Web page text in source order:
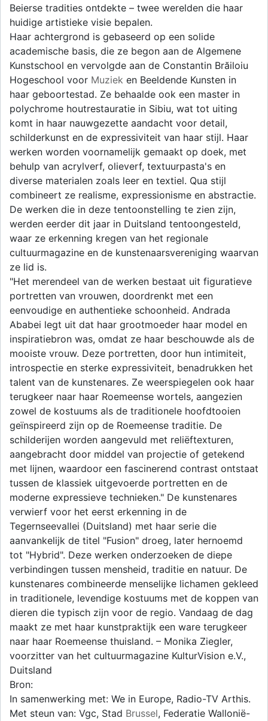
Beierse tradities ontdekte – twee werelden die haar
huidige artistieke visie bepalen.
Haar achtergrond is gebaseerd op een solide
academische basis, die ze begon aan de Algemene
Kunstschool en vervolgde aan de Constantin Brăiloiu
Hogeschool voor Muziek en Beeldende Kunsten in
haar geboortestad. Ze behaalde ook een master in
polychrome houtrestauratie in Sibiu, wat tot uiting
komt in haar nauwgezette aandacht voor detail,
schilderkunst en de expressiviteit van haar stijl. Haar
werken worden voornamelijk gemaakt op doek, met
behulp van acrylverf, olieverf, textuurpasta's en
diverse materialen zoals leer en textiel. Qua stijl
combineert ze realisme, expressionisme en abstractie.
De werken die in deze tentoonstelling te zien zijn,
werden eerder dit jaar in Duitsland tentoongesteld,
waar ze erkenning kregen van het regionale
cultuurmagazine en de kunstenaarsvereniging waarvan
ze lid is.
"Het merendeel van de werken bestaat uit figuratieve
portretten van vrouwen, doordrenkt met een
eenvoudige en authentieke schoonheid. Andrada
Ababei legt uit dat haar grootmoeder haar model en
inspiratiebron was, omdat ze haar beschouwde als de
mooiste vrouw. Deze portretten, door hun intimiteit,
introspectie en sterke expressiviteit, benadrukken het
talent van de kunstenares. Ze weerspiegelen ook haar
terugkeer naar haar Roemeense wortels, aangezien
zowel de kostuums als de traditionele hoofdtooien
geïnspireerd zijn op de Roemeense traditie. De
schilderijen worden aangevuld met reliëftexturen,
aangebracht door middel van projectie of getekend
met lijnen, waardoor een fascinerend contrast ontstaat
tussen de klassiek uitgevoerde portretten en de
moderne expressieve technieken." De kunstenares
verwierf voor het eerst erkenning in de
Tegernseevallei (Duitsland) met haar serie die
aanvankelijk de titel "Fusion" droeg, later hernoemd
tot "Hybrid". Deze werken onderzoeken de diepe
verbindingen tussen mensheid, traditie en natuur. De
kunstenares combineerde menselijke lichamen gekleed
in traditionele, levendige kostuums met de koppen van
dieren die typisch zijn voor de regio. Vandaag de dag
maakt ze met haar kunstpraktijk een ware terugkeer
naar haar Roemeense thuisland. – Monika Ziegler,
voorzitter van het cultuurmagazine KulturVision e.V.,
Duitsland
Bron:
In samenwerking met: We in Europe, Radio-TV Arthis.
Met steun van: Vgc, Stad Brussel, Federatie Wallonië-